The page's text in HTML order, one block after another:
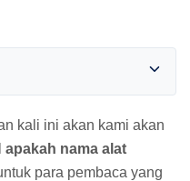
kali ini akan kami akan
apakah nama alat
para pembaca yang